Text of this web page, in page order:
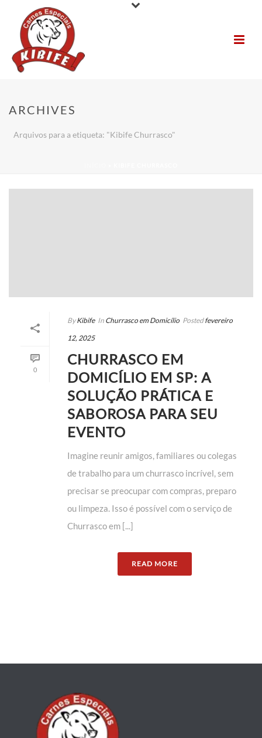
ARCHIVES
Arquivos para a etiqueta: "Kibife Churrasco"
0
By Kibife In Churrasco em Domicílio Posted fevereiro
12, 2025
CHURRASCO EM
DOMICÍLIO EM SP: A
SOLUÇÃO PRÁTICA E
SABOROSA PARA SEU
EVENTO
Imagine reunir amigos, familiares ou colegas
de trabalho para um churrasco incrível, sem
precisar se preocupar com compras, preparo
ou limpeza. Isso é possível com o serviço de
Churrasco em [...]
READ MORE